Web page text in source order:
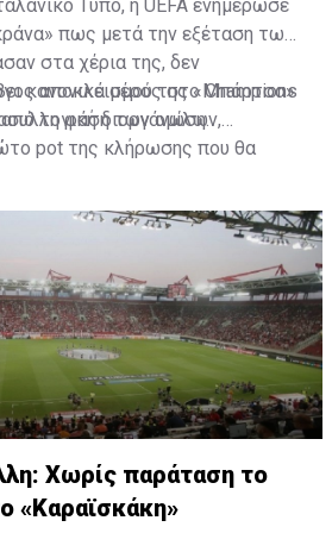
Τύπο, η UEFA ενημέρωσε
πως μετά την εξέταση των
στα χέρια της, δεν
αποκλεισμού της «Μπάρτσα»
διοργάνωση.
κανονικά μέρος στο Champions
τη φάση των ομίλων,
pot της κλήρωσης που θα
Χωρίς παράταση το
«Καραϊσκάκη»